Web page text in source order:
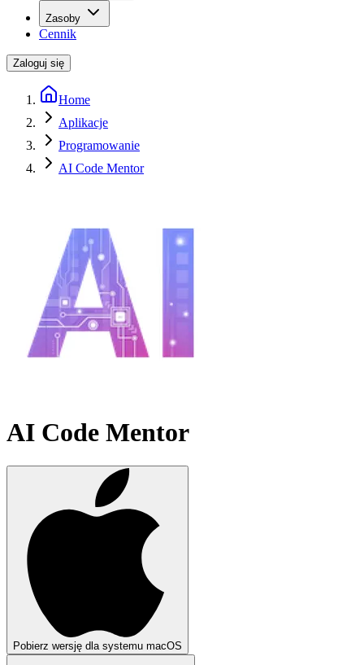
Zasoby
Cennik
Zaloguj się
Home
Aplikacje
Programowanie
AI Code Mentor
AI Code Mentor
Pobierz wersję dla systemu macOS